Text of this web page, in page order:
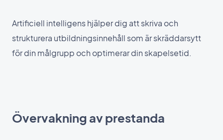
Artificiell intelligens hjälper dig att skriva och
strukturera utbildningsinnehåll som är skräddarsytt
för din målgrupp och optimerar din skapelsetid.
Övervakning av prestanda